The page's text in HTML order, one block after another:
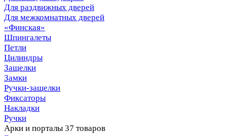
Для раздвижных дверей
Для межкомнатных дверей
«Финская»
Шпингалеты
Петли
Цилиндры
Защелки
Замки
Ручки-защелки
Фиксаторы
Накладки
Ручки
Арки и порталы 37 товаров